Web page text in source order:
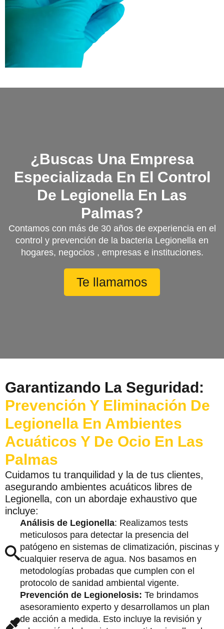
¿Buscas Una Empresa
Especializada En El Control
De Legionella En Las
Palmas?
Contamos con más de 30 años de experiencia en el
control y prevención de la bacteria Legionella en
hogares, negocios , empresas e instituciones.
Te llamamos
Garantizando La Seguridad:
Prevención Y Eliminación De
Legionella En Ambientes
Acuáticos Y De Ocio En Las
Palmas
Cuidamos tu tranquilidad y la de tus clientes,
asegurando ambientes acuáticos libres de
Legionella, con un abordaje exhaustivo que
incluye:
Análisis de Legionella: Realizamos tests
meticulosos para detectar la presencia del
patógeno en sistemas de climatización, piscinas y
cualquier reserva de agua. Nos basamos en
metodologías probadas que cumplen con el
protocolo de sanidad ambiental vigente.
Prevención de Legionelosis: Te brindamos
asesoramiento experto y desarrollamos un plan
de acción a medida. Esto incluye la revisión y